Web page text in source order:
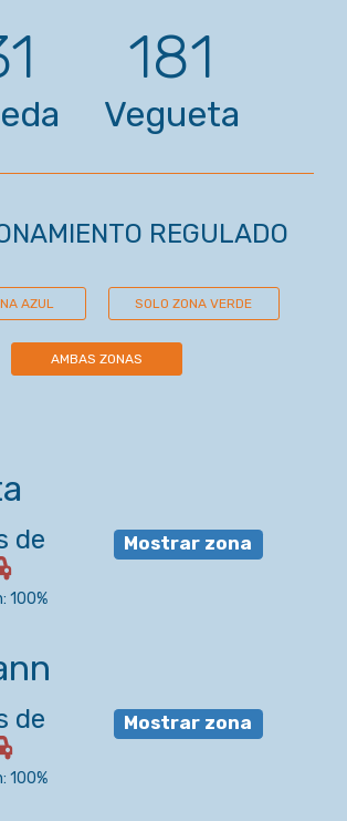
181
Vegueta
REGULADO
AZUL SOLO ZONA VERDE
AMBAS ZONAS
de
100%
Mostrar zona
de
100%
Mostrar zona